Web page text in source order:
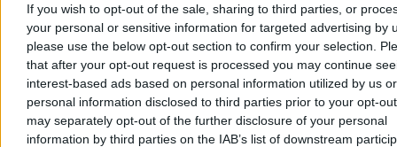
If you wish to opt-out of the sale, sharing to third parties, or
your personal or sensitive information for targeted advertising by
please use the below opt-out section to confirm your selection.
that after your opt-out request is processed you may continue
interest-based ads based on personal information utilized by us or
personal information disclosed to third parties prior to your opt-
may separately opt-out of the further disclosure of your personal
information by third parties on the IAB’s list of downstream
Atak na rafinerię Aramco. Huti uderzyli w
saudyjskiego giganta